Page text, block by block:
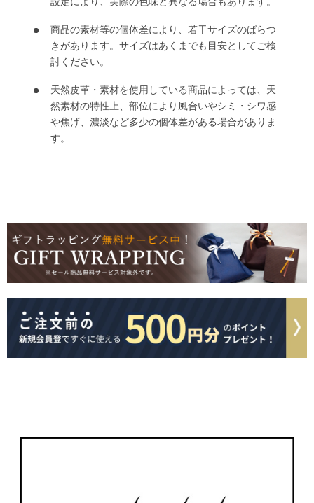
商品の素材等の個体差により、若干サイズのばらつ
きがあります。サイズはあくまでも目安としてご検
討ください。
天然皮革・素材を使用している商品によっては、天
然素材の特性上、部位により風合いやシミ・シワ感
や焦げ、濃淡など多少の個体差がある場合がありま
す。